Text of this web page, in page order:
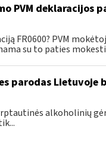
PVM deklaracijos
FR0600? PVM
su to paties
parodas Lietuvoje
alkoholinių